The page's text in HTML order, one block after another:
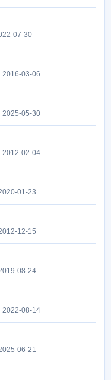
07-30
2016-03-06
2025-05-30
2012-02-04
01-23
12-15
08-24
2022-08-14
06-21